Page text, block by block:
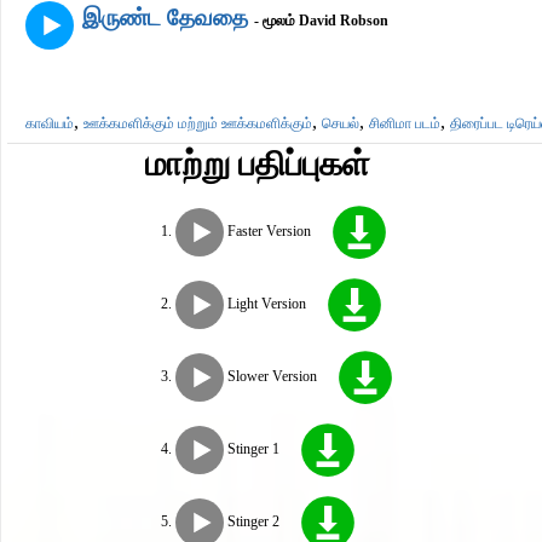
இருண்ட தேவதை - மூலம் David Robson
காவியம், ஊக்கமளிக்கும் மற்றும் ஊக்கமளிக்கும், செயல், சினிமா படம், திரைப்பட
மாற்று பதிப்புகள்
Faster Version
Light Version
Slower Version
Stinger 1
Stinger 2